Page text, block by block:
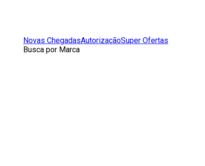
Novas ChegadasAutorizaçãoSuper Ofertas
Busca por Marca